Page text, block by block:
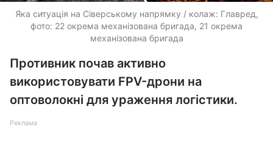
Яка ситуація на Сіверському напрямку / колаж: Главред,
фото: 22 окрема механізована бригада, 21 окрема
механізована бригада
Противник почав активно
використовувати FPV-дрони на
оптоволокні для ураження логістики.
Реклама